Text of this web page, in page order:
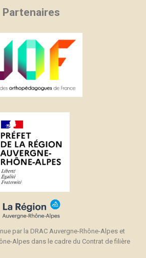
Partenaires
par la DRAC Auvergne-Rhône-Alpes et
Alpes dans le cadre du Contrat de filière